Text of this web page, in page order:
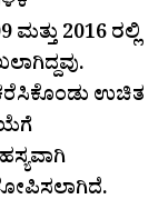
2016 ರಲ್ಲಿ
ಉಚಿತ